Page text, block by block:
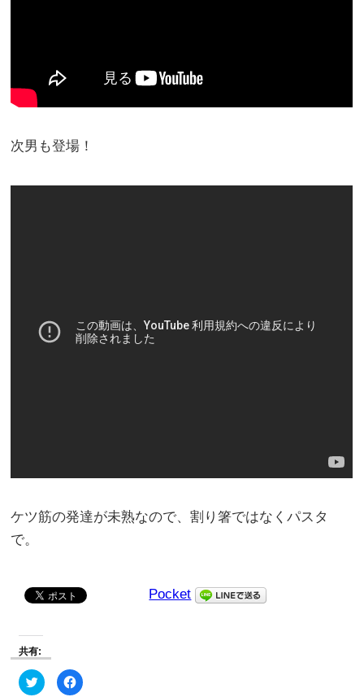
次男も登場！
ケツ筋の発達が未熟なので、割り箸ではなくパスタ
で。
Pocket
共有:
ク
リ
Facebook
で